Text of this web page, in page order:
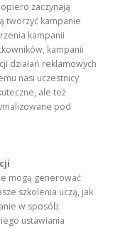
zaczynają
tworzyć kampanie
kampanii
kampanii
działań reklamowych
nasi uczestnicy
ale też
pod
mogą generować
szkolenia uczą, jak
w sposób
ustawiania